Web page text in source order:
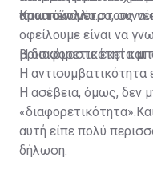
πρωτόκολλο.
απαιτούν μέτρο,
Και απέναντι στους
οφείλουμε είναι να
βρισκόμαστε εκεί και
Η διαφορετικότητα
Η αντισυμβατικότητα
Η ασέβεια, όμως, δεν
αυτή είπε πολύ
δήλωση.